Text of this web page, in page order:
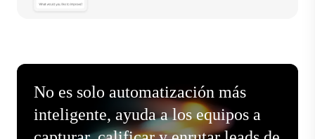
No es solo automatización más
inteligente, ayuda a los equipos a